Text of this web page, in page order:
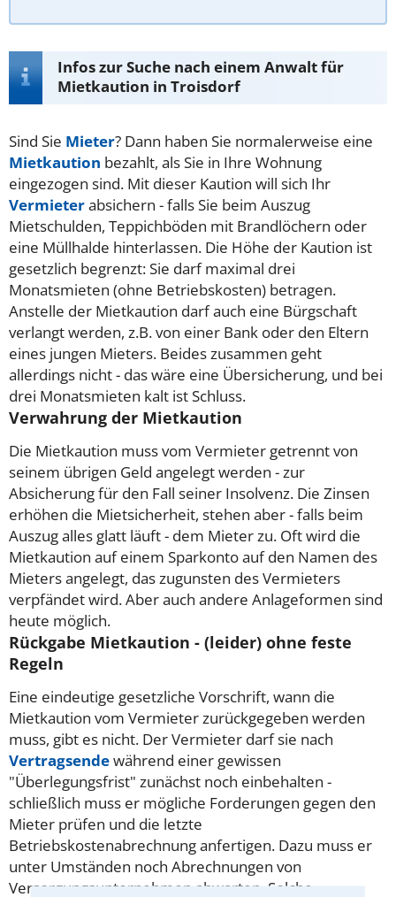
Infos zur Suche nach einem Anwalt für
Mietkaution in Troisdorf
Sind Sie Mieter? Dann haben Sie normalerweise eine
Mietkaution bezahlt, als Sie in Ihre Wohnung
eingezogen sind. Mit dieser Kaution will sich Ihr
Vermieterabsichern - falls Sie beim Auszug
Mietschulden, Teppichböden mit Brandlöchern oder
eine Müllhalde hinterlassen. Die Höhe der Kaution ist
gesetzlich begrenzt: Sie darf maximal drei
Monatsmieten (ohne Betriebskosten) betragen.
Anstelle der Mietkaution darf auch eine Bürgschaft
verlangt werden, z.B. von einer Bank oder den Eltern
eines jungen Mieters. Beides zusammen geht
allerdings nicht - das wäre eine Übersicherung, und bei
drei Monatsmieten kalt ist Schluss.
Verwahrung der Mietkaution
Die Mietkaution muss vom Vermieter getrennt von
seinem übrigen Geld angelegt werden - zur
Absicherung für den Fall seiner Insolvenz. Die Zinsen
erhöhen die Mietsicherheit, stehen aber - falls beim
Auszug alles glatt läuft - dem Mieter zu. Oft wird die
Mietkaution auf einem Sparkonto auf den Namen des
Mieters angelegt, das zugunsten des Vermieters
verpfändet wird. Aber auch andere Anlageformen sind
heute möglich.
Rückgabe Mietkaution - (leider) ohne feste
Regeln
Eine eindeutige gesetzliche Vorschrift, wann die
Mietkaution vom Vermieter zurückgegeben werden
muss, gibt es nicht. Der Vermieter darf sie nach
Vertragsendewährend einer gewissen
"Überlegungsfrist" zunächst noch einbehalten -
schließlich muss er mögliche Forderungen gegen den
Mieter prüfen und die letzte
Betriebskostenabrechnung anfertigen. Dazu muss er
unter Umständen noch Abrechnungen von
Versorgungsunternehmen abwarten. Solche